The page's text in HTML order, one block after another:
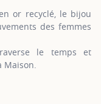
or recyclé, le bijou
des femmes
le temps et
Maison.